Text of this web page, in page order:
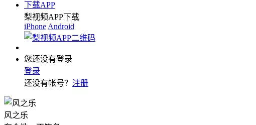
下载APP
梨视频APP下载
iPhone Android
您还没有登录
登录
还没有帐号？ 注册
风之乐